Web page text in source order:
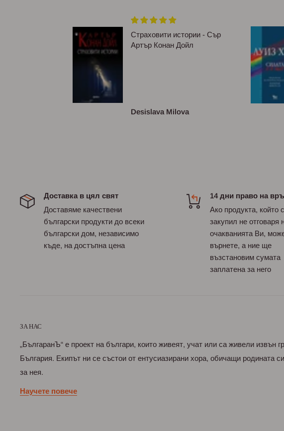
Страховити истории - Сър
Артър Конан Дойл
Desislava Milova
Доставка в цял свят
Доставяме качествени
български продукти до всеки
български дом, независимо
къде, на достъпна цена
14 дни право на
Ако продукта, който
закупил не отговаря
очакванията Ви,
върнете, а ние ще
възстановим сумата
заплатена за него
ЗА НАС
„БългаранЪ“ е проект на българи, които живеят, учат или са живели извън
България. Екипът ни се състои от ентусиазирани хора, обичащи родината
за нея.
Научете повече